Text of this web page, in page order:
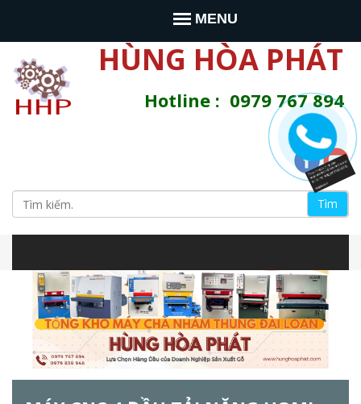
MENU
HÙNG HÒA PHÁT
Hotline : 0979 767 894
B
m
ẫ
T
m
s
e